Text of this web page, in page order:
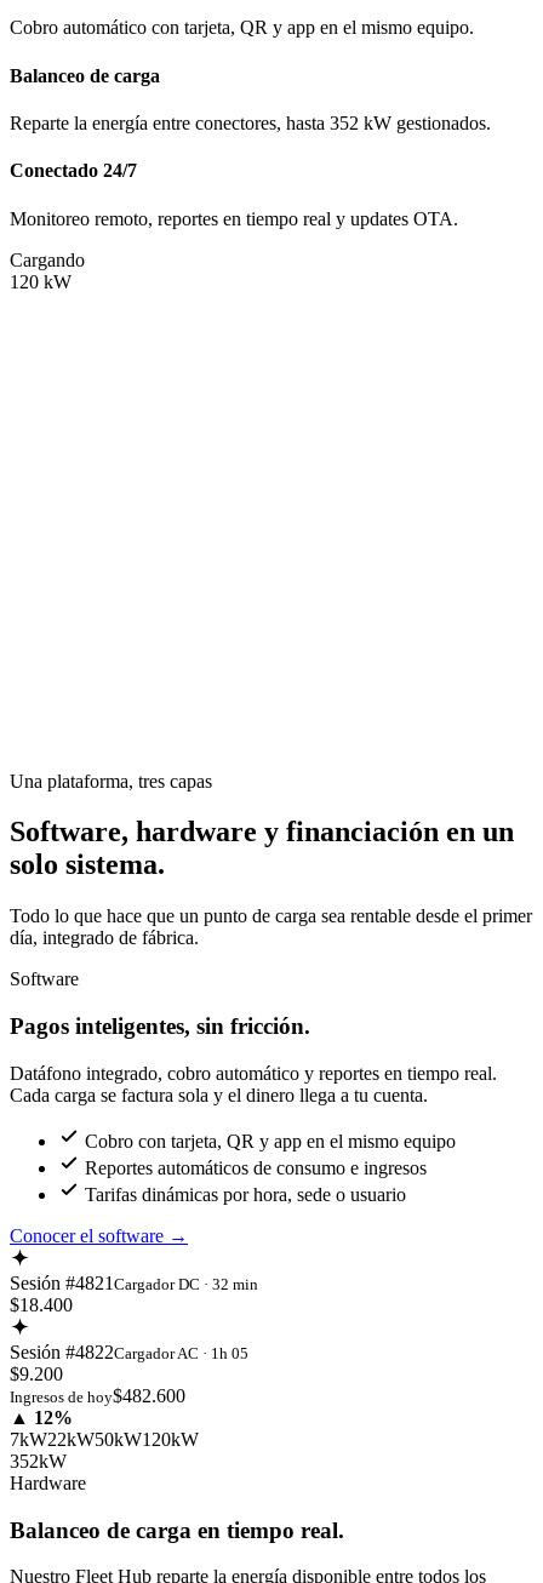
Cobro automático con tarjeta, QR y app en el mismo equipo.
Balanceo de carga
Reparte la energía entre conectores, hasta 352 kW gestionados.
Conectado 24/7
Monitoreo remoto, reportes en tiempo real y updates OTA.
Cargando
120 kW
Una plataforma, tres capas
Software, hardware y financiación en un
solo sistema.
Todo lo que hace que un punto de carga sea rentable desde el primer
día, integrado de fábrica.
Software
Pagos inteligentes, sin fricción.
Datáfono integrado, cobro automático y reportes en tiempo real.
Cada carga se factura sola y el dinero llega a tu cuenta.
Cobro con tarjeta, QR y app en el mismo equipo
Reportes automáticos de consumo e ingresos
Tarifas dinámicas por hora, sede o usuario
Conocer el software →
Sesión #4821 Cargador DC · 32 min
$18.400
Sesión #4822Cargador AC · 1h 05
$9.200
Ingresos de hoy$482.600
▲ 12%
7kW22kW50kW120kW
352kW
Hardware
Balanceo de carga en tiempo real.
Nuestro Fleet Hub reparte la energía disponible entre todos los